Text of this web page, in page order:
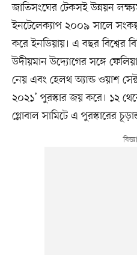
জাতিসংঘের টেকসই উন্নয়ন
ইনটেলেক্যাপ ২০০৯ সালে সংকল্প
করে ইনডিয়ায়। এ বছর বিশ্বের
উদীয়মান উদ্যোগের সঙ্গে
নেয় এবং হেলথ অ্যান্ড ওয়াশ
২০২১’ পুরস্কার জয় করে। ১২
গ্লোবাল সামিটে এ পুরস্কারের